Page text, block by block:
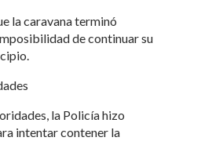
la caravana terminó
de continuar su
la Policía hizo
intentar contener la